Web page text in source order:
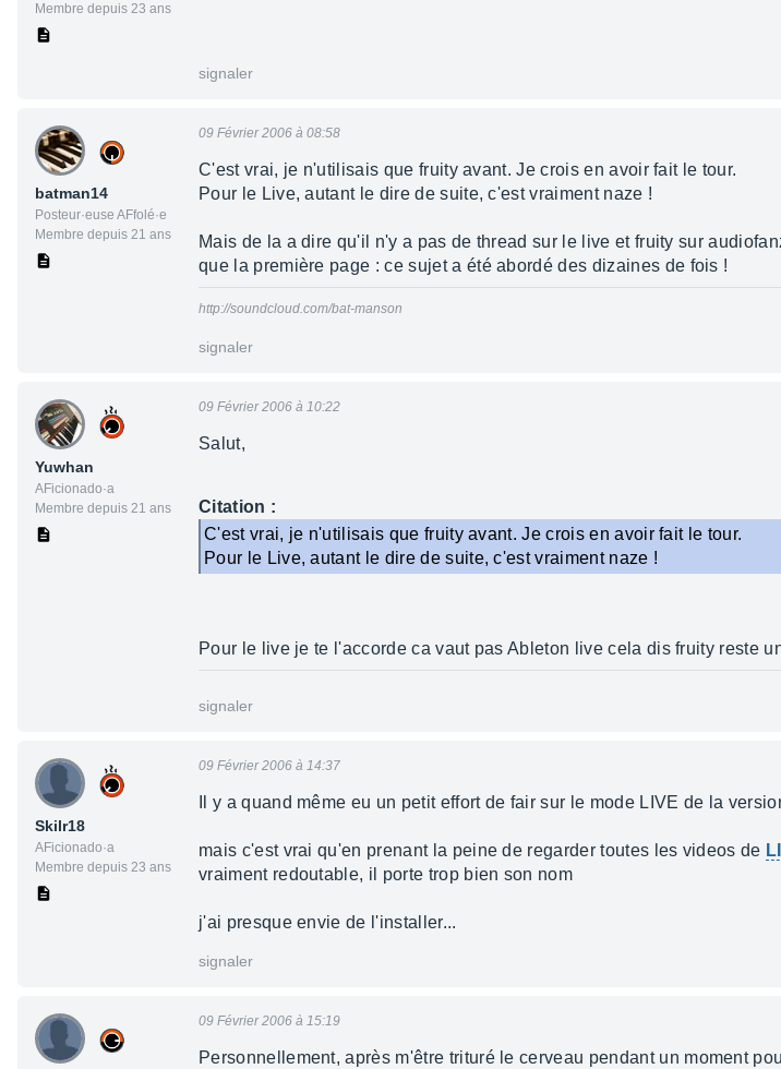
Membre depuis 23 ans
signaler
batman14
Posteur·euse AFfolé·e
Membre depuis 21 ans
09 Février 2006 à 08:58
C'est vrai, je n'utilisais que fruity avant. Je crois en avoir fait le tour.
Pour le Live, autant le dire de suite, c'est vraiment naze !
Mais de la a dire qu'il n'y a pas de thread sur le live et fruity sur
que la première page : ce sujet a été abordé des dizaines de fois !
http://soundcloud.com/bat-manson
signaler
Yuwhan
AFicionado·a
Membre depuis 21 ans
09 Février 2006 à 10:22
Salut,
Citation :
C'est vrai, je n'utilisais que fruity avant. Je crois en avoir fait le tour.
Pour le Live, autant le dire de suite, c'est vraiment naze !
Pour le live je te l'accorde ca vaut pas Ableton live cela dis fruity reste
signaler
Skilr18
AFicionado·a
Membre depuis 23 ans
09 Février 2006 à 14:37
Il y a quand même eu un petit effort de fair sur le mode LIVE de la
mais c'est vrai qu'en prenant la peine de regarder toutes les videos de
vraiment redoutable, il porte trop bien son nom
j'ai presque envie de l'installer...
signaler
09 Février 2006 à 15:19
Personnellement, après m'être trituré le cerveau pendant un moment